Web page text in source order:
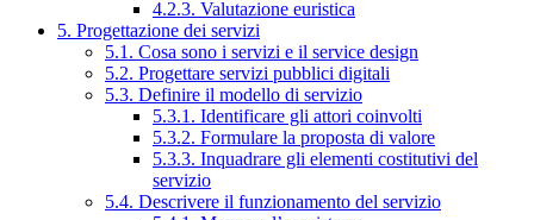
4.2.3. Valutazione euristica
5. Progettazione dei servizi
5.1. Cosa sono i servizi e il service design
5.2. Progettare servizi pubblici digitali
5.3. Definire il modello di servizio
5.3.1. Identificare gli attori coinvolti
5.3.2. Formulare la proposta di valore
5.3.3. Inquadrare gli elementi costitutivi del
servizio
5.4. Descrivere il funzionamento del servizio